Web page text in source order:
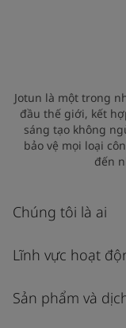
Jotun là một trong
đầu thế giới, kết
sáng tạo không
bảo vệ mọi loại
đến
Chúng tôi là ai
Lĩnh vực hoạt
Sản phẩm và